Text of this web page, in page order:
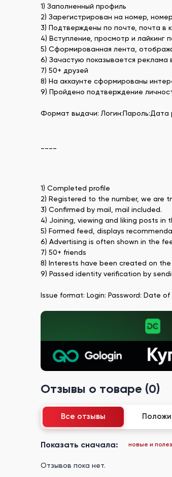
1) Заполненный профиль
2) Зарегистрирован на номер,
3) Подтверждены по почте, почта в
4) Вступление, просмотр и лайкинг
5) Сформированная лента,
6) Зачастую показывается реклама
7) 50+ друзей
8) На аккаунте сформированы
9) Пройдено подтверждение
Формат выдачи: Логин:Пароль:Дата
1) Completed profile
2) Registered to the number, we are
3) Confirmed by mail, mail included.
4) Joining, viewing and liking posts in
5) Formed feed, displays
6) Advertising is often shown in the
7) 50+ friends
8) Interests have been created on
9) Passed identity verification by
Issue format: Login: Password: Date
Отзывы о товаре (0)
Все отзывы
Показать сначала: новые и
Отзывов пока нет.